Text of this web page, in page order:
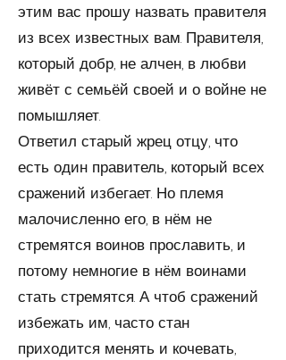
этим вас про­шу назвать правителя
из всех известных вам. Правителя,
который добр, не алчен, в любви
живёт с семьёй своей и о войне не
помышляет.
Ответил старый жрец отцу, что
есть один правитель, который всех
сражений избегает. Но племя
малочислен­но его, в нём не
стремятся воинов прославить, и
потому немногие в нём воинами
стать стремятся. А чтоб сраже­ний
избежать им, часто стан
приходится менять и коче­вать,